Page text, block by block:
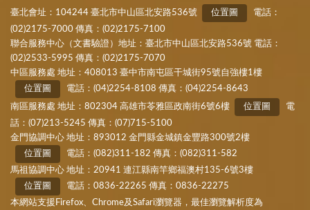
臺北會址：104244 臺北市中山區北安路536號 位置圖
電話：
(02)2175-7000 傳真：(02)2175-7100
聯合服務中心（文書驗證）地址：臺北市中山區北安路536號 電話：
(02)2533-5995 傳真：(02)2175-7070
中區服務處 地址：408013 臺中市南屯區干城街95號自強樓1樓
位置圖
電話：(04)2254-8108 傳真：(04)2254-8643
南區服務處 地址：802304 高雄市苓雅區政南街6號6樓
位置圖
電
話：(07)213-5245 傳真：(07)715-5100
金門協調中心 地址：893012 金門縣金城鎮金豐路300號2樓
位置圖
電話：(082)311-182 傳真：(082)311-582
馬祖協調中心 地址：20941 連江縣南竿鄉福澳村135-6號3樓
位置圖
電話：0836-22265 傳真：0836-22275
本網站支援Firefox、Chrome及Safari瀏覽器，最佳瀏覽解析度為